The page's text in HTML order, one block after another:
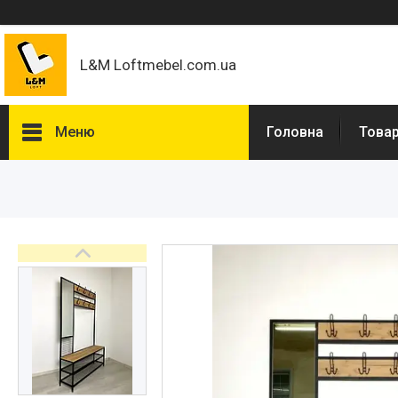
L&M Loftmebel.com.ua
Меню Головна